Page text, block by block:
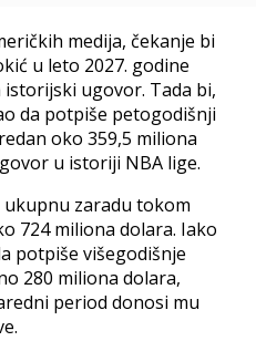
medija, čekanje bi
u leto 2027. godine
ugovor. Tada bi,
da potpiše petogodišnji
oko 359,5 miliona
u istoriji NBA lige.
zaradu tokom
724 miliona dolara. Iako
potpiše višegodišnje
280 miliona dolara,
period donosi mu